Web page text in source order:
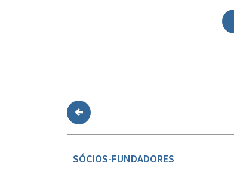
SÓCIOS-FUNDADORES